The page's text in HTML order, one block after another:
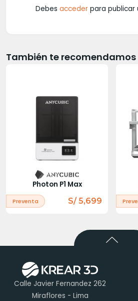
Debes acceder para publicar
También te recomendamos
Photon P1 Max
Preventa S/ 5,699
Calle Javier Fernandez 262
Miraflores - Lima